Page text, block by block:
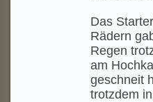
Das
Rädern
Regen
am
geschneit
trotzdem